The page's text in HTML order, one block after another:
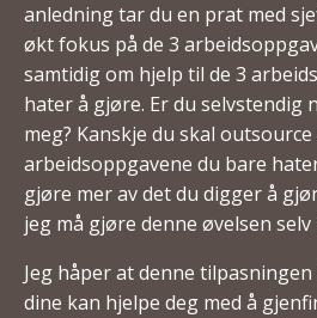
anledning tar du en prat med
økt fokus på de 3
samtidig om hjelp til de 3
hater å gjøre. Er du selvstendig
meg? Kanskje du skal
arbeidsoppgavene du bare
gjøre mer av det du digger å
jeg må gjøre denne øvelsen selv
Jeg håper at denne
dine kan hjelpe deg med å